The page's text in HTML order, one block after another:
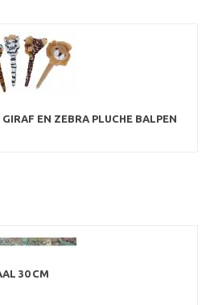
EN ZEBRA PLUCHE BALPEN
30 CM